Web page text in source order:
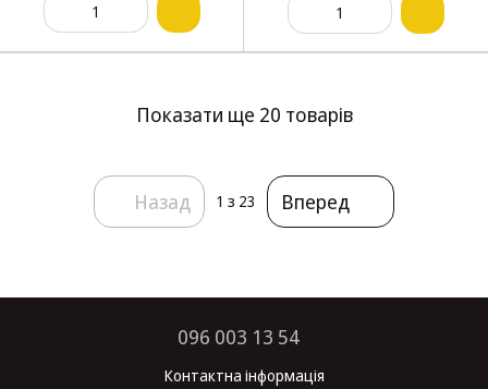
Показати ще 20 товарів
Назад 1 з 23 Вперед
096 003 13 54
Контактна інформація